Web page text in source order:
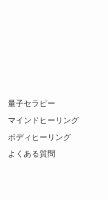
量子セラピー
マインドヒーリング
ボディヒーリング
よくある質問